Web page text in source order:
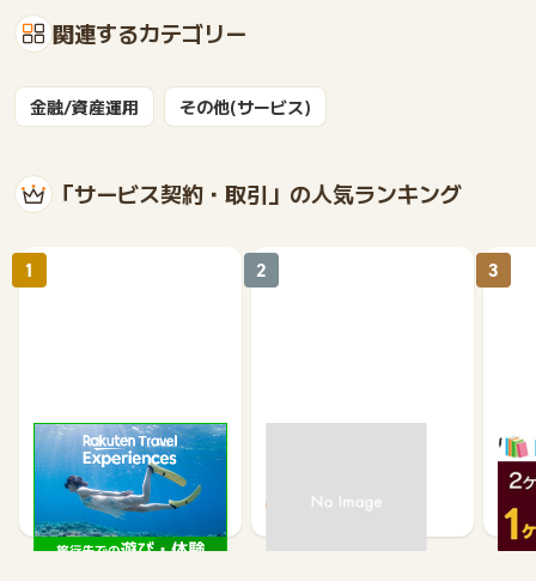
関連するカテゴリー
金融/資産運用 その他(サービス)
「サービス契約・取引」の人気ランキング
楽天トラベル観光体験
2.5%
1
1.3%
2
い
3